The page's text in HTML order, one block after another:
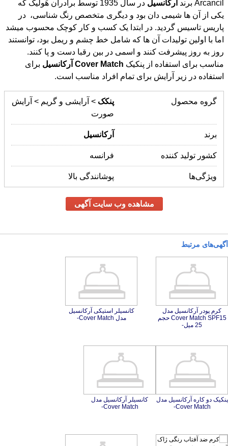
Arcancil برند
آرکانسیل در سال 1935 توسط برادران هَولیک که
یکی از آن ها شیمی دان بود و دیگری متخصص رنگ شناسی، در
پاریس تاسیس گردید. در ابتدا یک کسب و کار کوچک محسوب میشد
اما با اولین تولیدات آن ها که شامل خط چشم و ریمل بود، توانستند
روز به روز پیشرفت کنند و اسمی در بین رقبا دست و پا کنند.
مناسب برای استفاده از پنکیک Cover Match آرکانسیل برای
استفاده در زیر آرایش برای تمام افراد مناسب است.
گروه محصول پنکک > آرایشی و گریم > آرایش
صورت
برند آرکانسیل
کشور تولید کننده فرانسه
ویژگی‌ها پوشانندگی بالا
مشاهده وب سایت آگهی
آگهی‌های مرتبط
کرم پودر آرکانسیل مدل
Cover Match SPF15 حجم
25 میل-
کانسیلر استیکی آرکانسیل
مدل Cover Match-
پنکیک دو کاره آرکانسیل مدل
Cover Match-
کانسیلر آرکانسیل مدل
Cover Match-